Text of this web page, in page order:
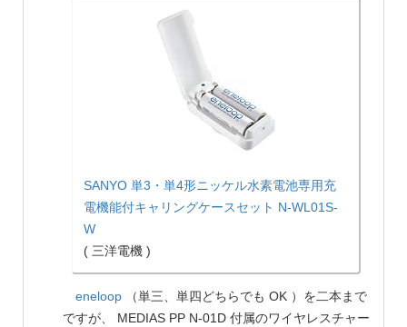
SANYO 単3・単4形ニッケル水素電池専用充
電機能付キャリングケースセット N-WL01S-
W
( 三洋電機 )
eneloop （単三、単四どちらでも OK ）を二本まで
ですが、 MEDIAS PP N-01D 付属のワイヤレスチャー